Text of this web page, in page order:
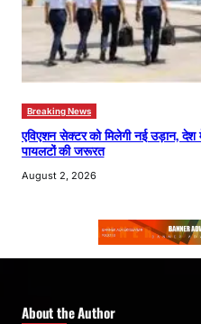
Breaking News
एविएशन सेक्टर को मिलेगी नई उड़ान,
पायलटों की जरूरत
August 2, 2026
About the Author